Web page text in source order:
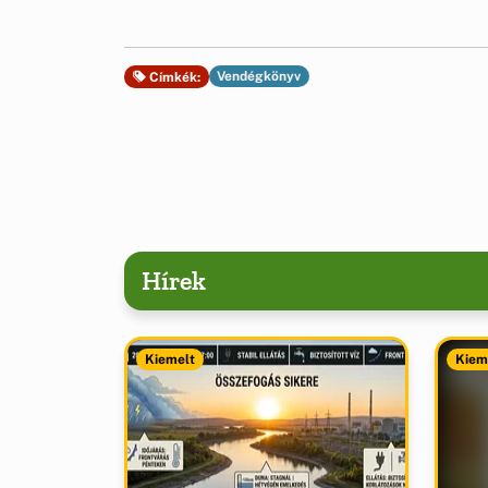
Címkék: Vendégkönyv
Hírek
Kiemelt